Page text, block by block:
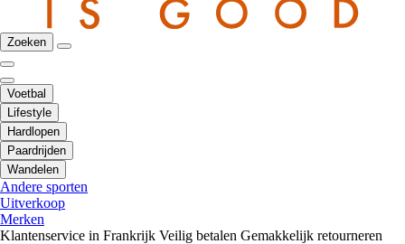
Zoeken
Voetbal
Lifestyle
Hardlopen
Paardrijden
Wandelen
Andere sporten
Uitverkoop
Merken
Klantenservice in Frankrijk Veilig betalen Gemakkelijk retourneren